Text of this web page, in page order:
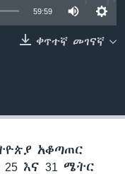
59:59
ቀጥተኛ መገናኛ
አቆጣጠር
እና 31 ሜትር